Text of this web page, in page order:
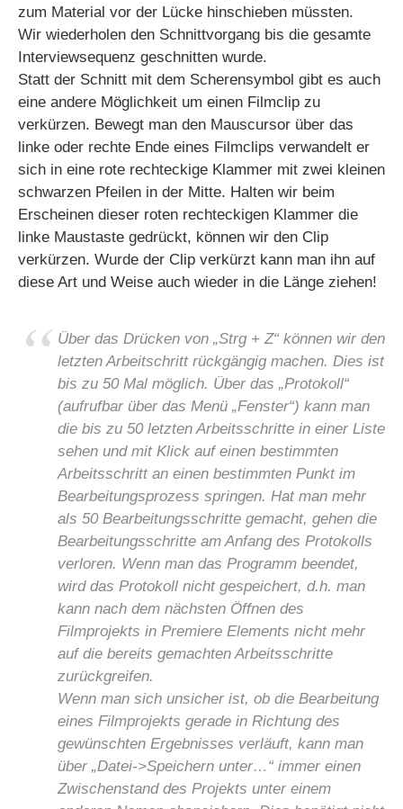
zum Material vor der Lücke hinschieben müssten.
Wir wiederholen den Schnittvorgang bis die gesamte
Interviewsequenz geschnitten wurde.
Statt der Schnitt mit dem Scherensymbol gibt es auch
eine andere Möglichkeit um einen Filmclip zu
verkürzen. Bewegt man den Mauscursor über das
linke oder rechte Ende eines Filmclips verwandelt er
sich in eine rote rechteckige Klammer mit zwei kleinen
schwarzen Pfeilen in der Mitte. Halten wir beim
Erscheinen dieser roten rechteckigen Klammer die
linke Maustaste gedrückt, können wir den Clip
verkürzen. Wurde der Clip verkürzt kann man ihn auf
diese Art und Weise auch wieder in die Länge ziehen!
Über das Drücken von „Strg + Z“ können wir den
letzten Arbeitschritt rückgängig machen. Dies ist
bis zu 50 Mal möglich. Über das „Protokoll“
(aufrufbar über das Menü „Fenster“) kann man
die bis zu 50 letzten Arbeitsschritte in einer Liste
sehen und mit Klick auf einen bestimmten
Arbeitsschritt an einen bestimmten Punkt im
Bearbeitungsprozess springen. Hat man mehr
als 50 Bearbeitungsschritte gemacht, gehen die
Bearbeitungsschritte am Anfang des Protokolls
verloren. Wenn man das Programm beendet,
wird das Protokoll nicht gespeichert, d.h. man
kann nach dem nächsten Öffnen des
Filmprojekts in Premiere Elements nicht mehr
auf die bereits gemachten Arbeitsschritte
zurückgreifen.
Wenn man sich unsicher ist, ob die Bearbeitung
eines Filmprojekts gerade in Richtung des
gewünschten Ergebnisses verläuft, kann man
über „Datei->Speichern unter…“ immer einen
Zwischenstand des Projekts unter einem